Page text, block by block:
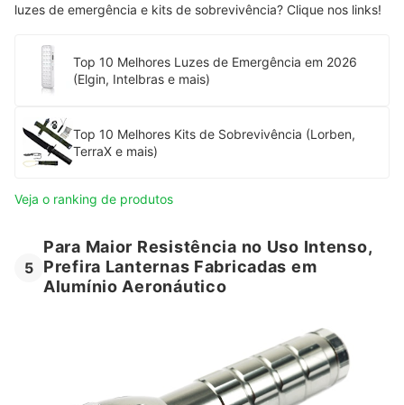
luzes de emergência e kits de sobrevivência? Clique nos links!
Top 10 Melhores Luzes de Emergência em 2026
(Elgin, Intelbras e mais)
Top 10 Melhores Kits de Sobrevivência (Lorben,
TerraX e mais)
Veja o ranking de produtos
5
Para Maior Resistência no Uso Intenso,
Prefira Lanternas Fabricadas em
Alumínio Aeronáutico